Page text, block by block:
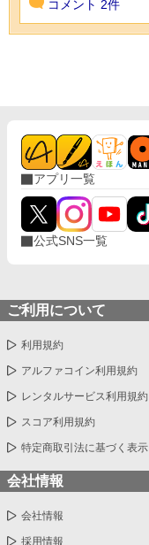
コメント 2件
アプリ一覧
公式SNS一覧
ご利用について
利用規約
アルファコイン利用規約
レンタルサービス利用規約
スコア利用規約
特定商取引法に基づく表示
会社情報
会社情報
採用情報